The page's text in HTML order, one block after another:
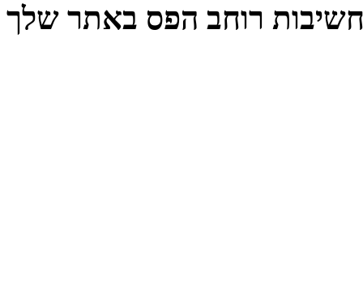
רוחב הפס באתר שלך